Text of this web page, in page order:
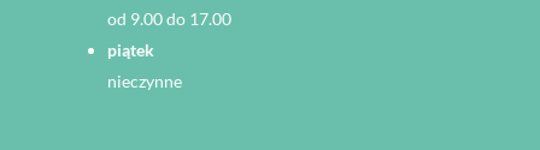
od 9.00 do 17.00
piątek
nieczynne